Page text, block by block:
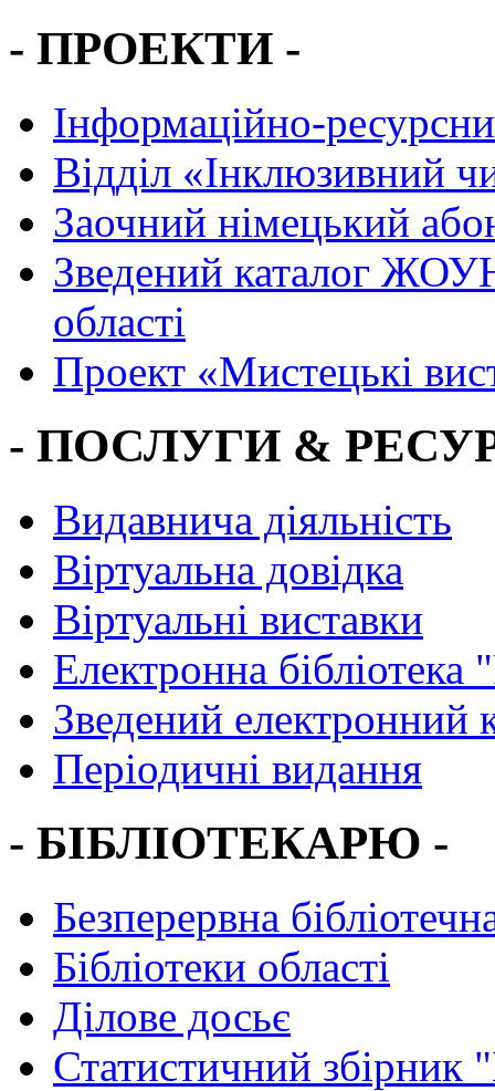
- ПРОЕКТИ -
Інформаційно-
Вiддiл «Інклюзивний
Заочний німецький
Зведений каталог
області
Проект «Мистецькі
- ПОСЛУГИ &
Видавнича діяльність
Віртуальна довідка
Віртуальні виставки
Електронна
Зведений електронний
Періодичні видання
- БІБЛІОТЕКАРЮ -
Безперервна
Бібліотеки області
Ділове досьє
Статистичний